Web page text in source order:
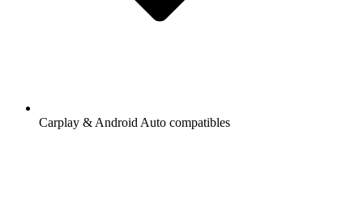
Carplay & Android Auto compatibles